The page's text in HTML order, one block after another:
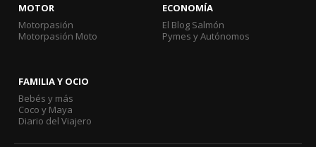
MOTOR
Motorpasión
Motorpasión Moto
ECONOMÍA
El Blog Salmón
Pymes y Autónomos
FAMILIA Y OCIO
Bebés y más
Coco y Maya
Diario del Viajero